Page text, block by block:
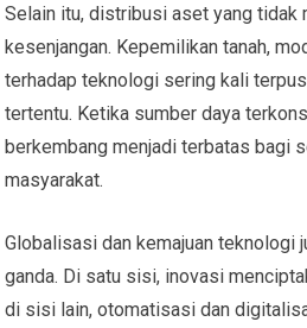
Selain itu, distribusi aset yang tidak
kesenjangan. Kepemilikan tanah,
terhadap teknologi sering kali
tertentu. Ketika sumber daya
berkembang menjadi terbatas bagi
masyarakat.
Globalisasi dan kemajuan teknologi
ganda. Di satu sisi, inovasi
di sisi lain, otomatisasi dan